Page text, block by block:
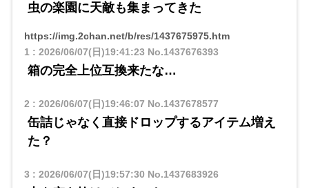
虫の楽園に天敵も集まってきた
https://img.2chan.net/b/res/1437675975.htm
1 : 2026/06/07(日)19:41:23 No.1437676393
箱の完全上位互換来たな…
2 : 2026/06/07(日)19:46:07 No.1437678577
缶詰じゃなく直接ドロップするアイテム増え
た？
3 : 2026/06/07(日)19:57:30 No.1437683926